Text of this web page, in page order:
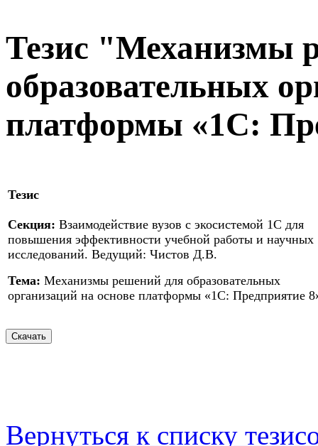
Тезис "Механизмы
образовательных
платформы «1С:
Тезис
Секция: Взаимодействие вузов с экосистемой 1С для
повышения эффективности учебной работы и научных
исследований. Ведущий: Чистов Д.В.
Тема: Механизмы решений для образовательных
организаций на основе платформы «1С: Предприятие
Вернуться к списку